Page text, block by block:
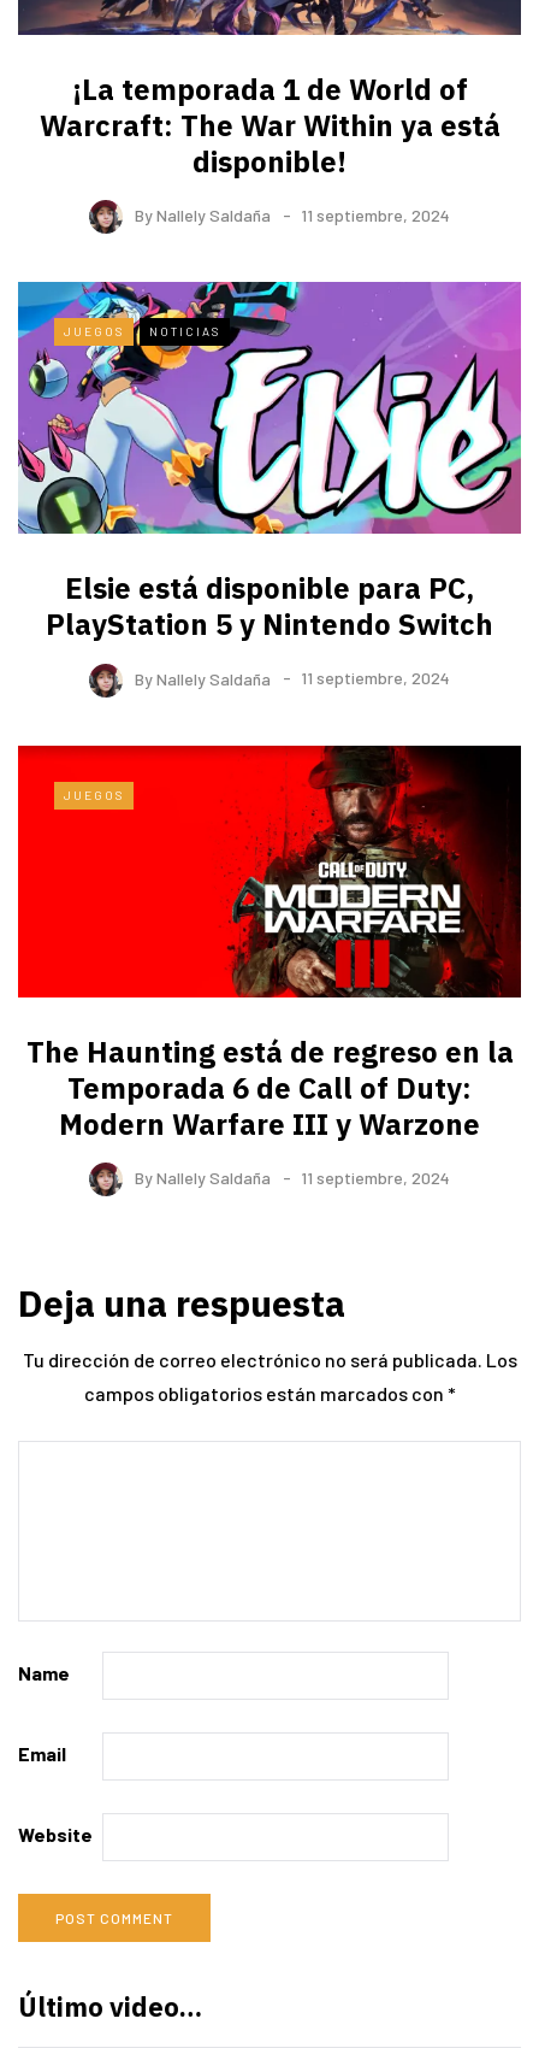
¡La temporada 1 de World of
Warcraft: The War Within ya está
disponible!
ByNallely Saldaña 11 septiembre, 2024
JUEGOS NOTICIAS
Elsie está disponible para PC,
PlayStation 5 y Nintendo Switch
ByNallely Saldaña 11 septiembre, 2024
JUEGOS
The Haunting está de regreso en la
Temporada 6 de Call of Duty:
Modern Warfare III y Warzone
ByNallely Saldaña 11 septiembre, 2024
Deja una respuesta
Tu dirección de correo electrónico no será publicada. Los
campos obligatorios están marcados con *
Name
Email
Website
Último video…